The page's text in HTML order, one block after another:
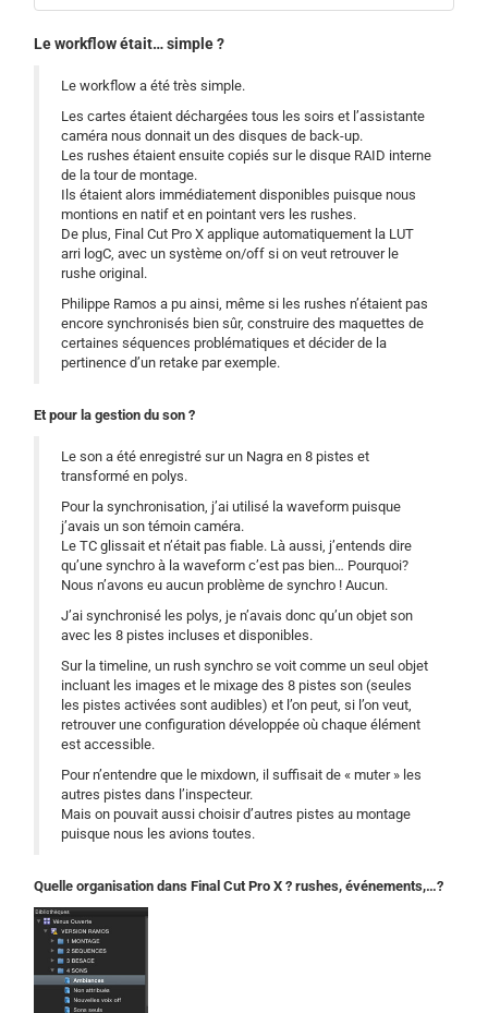
Le workflow était… simple ?
Le workflow a été très simple.
Les cartes étaient déchargées tous les soirs et l’assistante
caméra nous donnait un des disques de back-up.
Les rushes étaient ensuite copiés sur le disque RAID interne
de la tour de montage.
Ils étaient alors immédiatement disponibles puisque nous
montions en natif et en pointant vers les rushes.
De plus, Final Cut Pro X applique automatiquement la LUT
arri logC, avec un système on/off si on veut retrouver le
rushe original.
Philippe Ramos a pu ainsi, même si les rushes n’étaient pas
encore synchronisés bien sûr, construire des maquettes de
certaines séquences problématiques et décider de la
pertinence d’un retake par exemple.
Et pour la gestion du son ?
Le son a été enregistré sur un Nagra en 8 pistes et
transformé en polys.
Pour la synchronisation, j’ai utilisé la waveform puisque
j’avais un son témoin caméra.
Le TC glissait et n’était pas fiable. Là aussi, j’entends dire
qu’une synchro à la waveform c’est pas bien… Pourquoi?
Nous n’avons eu aucun problème de synchro ! Aucun.
J’ai synchronisé les polys, je n’avais donc qu’un objet son
avec les 8 pistes incluses et disponibles.
Sur la timeline, un rush synchro se voit comme un seul objet
incluant les images et le mixage des 8 pistes son (seules
les pistes activées sont audibles) et l’on peut, si l’on veut,
retrouver une configuration développée où chaque élément
est accessible.
Pour n’entendre que le mixdown, il suffisait de « muter » les
autres pistes dans l’inspecteur.
Mais on pouvait aussi choisir d’autres pistes au montage
puisque nous les avions toutes.
Quelle organisation dans Final Cut Pro X ? rushes, événements,…?